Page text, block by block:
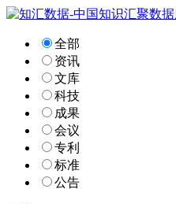
全部
资讯
文库
科技
成果
会议
专利
标准
公告